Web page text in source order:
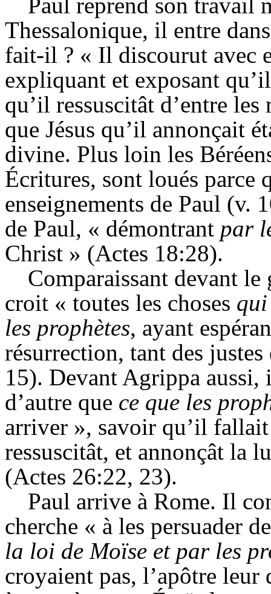
Thessalonique, il entre
fait-il ? « Il discourut avec
expliquant et exposant
qu’il ressuscitât d’entre
que Jésus qu’il annonçait
divine. Plus loin les
Écritures, sont loués parce
enseignements de Paul (v.
de Paul, « démontrant par
Christ » (Actes 18:28).
Comparaissant devant
croit « toutes les choses
les prophètes, ayant
résurrection, tant des
15). Devant Agrippa
d’autre que ce que les
arriver », savoir qu’il
ressuscitât, et annonçât la
(Actes 26:22, 23).
Paul arrive à Rome. Il
cherche « à les persuader
la loi de Moïse et par les
croyaient pas, l’apôtre